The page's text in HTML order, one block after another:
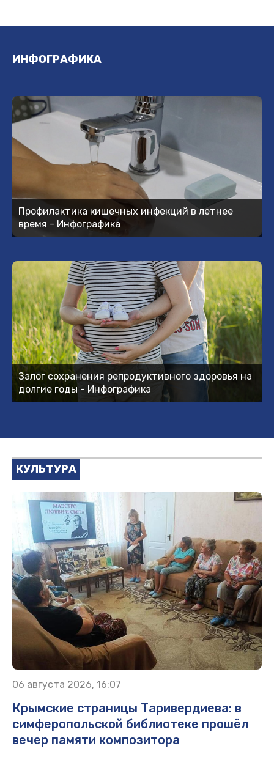
ИНФОГРАФИКА
Профилактика кишечных инфекций в летнее
время - Инфографика
Залог сохранения репродуктивного здоровья на
долгие годы - Инфографика
КУЛЬТУРА
06 августа 2026, 16:07
Крымские страницы Таривердиева: в
симферопольской библиотеке прошёл
вечер памяти композитора